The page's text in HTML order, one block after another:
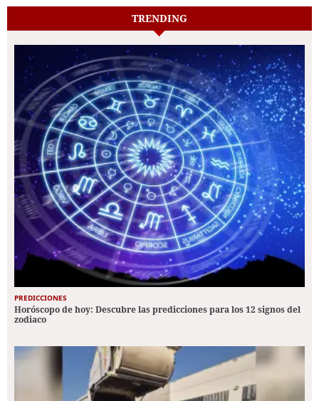
TRENDING
PREDICCIONES
Horóscopo de hoy: Descubre las predicciones para los 12 signos del
zodiaco